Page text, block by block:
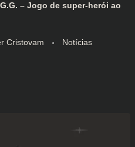
– Jogo de super-herói ao
Cristovam Notícias